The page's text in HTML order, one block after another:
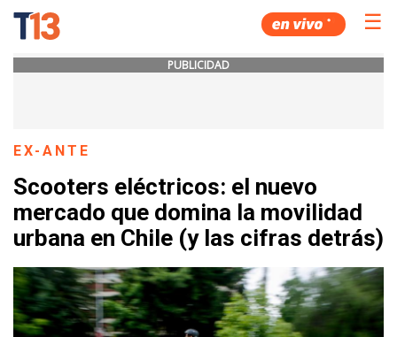
☰
PUBLICIDAD
EX-ANTE
Scooters eléctricos: el nuevo
mercado que domina la movilidad
urbana en Chile (y las cifras detrás)